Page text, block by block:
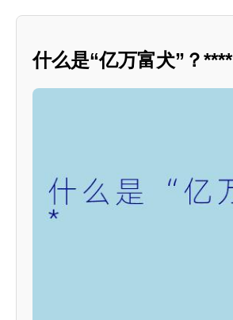
什么是“亿万富犬”？****